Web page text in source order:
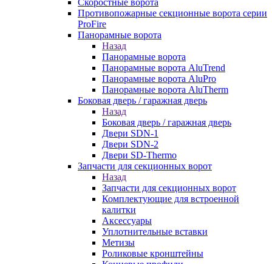
Скоростные ворота
Противопожарные секционные ворота серии
ProFire
Панорамные ворота
Назад
Панорамные ворота
Панорамные ворота AluTrend
Панорамные ворота AluPro
Панорамные ворота AluTherm
Боковая дверь / гаражная дверь
Назад
Боковая дверь / гаражная дверь
Двери SDN-1
Двери SDN-2
Двери SD-Thermo
Запчасти для секционных ворот
Назад
Запчасти для секционных ворот
Комплектующие для встроенной
калитки
Аксессуары
Уплотнительные вставки
Метизы
Роликовые кронштейны